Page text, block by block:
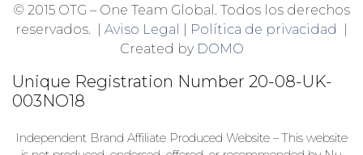
© 2015 OTG – One Team Global. Todos los derechos
reservados. | Aviso Legal Política de privacidad
Created by DOMO
Unique Registration Number 20-08-UK-
003NO18
Independent Brand Affiliate Produced Website – This website